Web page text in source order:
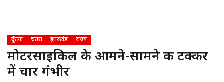
दुर्घटना चतरा झारखंड राज्य
मोटरसाइकिल के आमने-सामने की टक्कर
में चार गंभीर